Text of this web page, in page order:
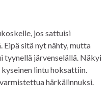
jos sattuisi
sitä nyt nähty, mutta
tyynellä järvenselällä. Näkyi
lintu hoksattiin.
härkälinnuksi.